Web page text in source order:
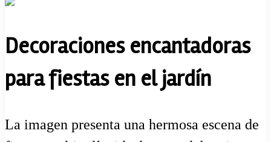
Decoraciones encantadoras
para fiestas en el jardín
La imagen presenta una hermosa escena de